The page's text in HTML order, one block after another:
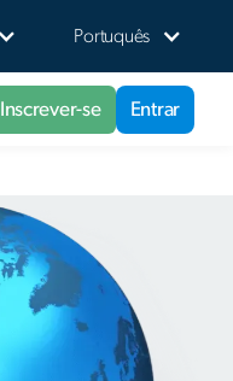
Portuquês
Inscrever-se Entrar